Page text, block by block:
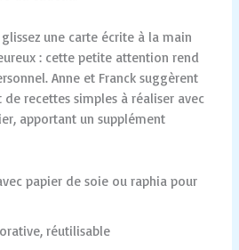
une carte écrite à la main
: cette petite attention rend
Anne et Franck suggèrent
de recettes simples à réaliser avec
apportant un supplément
papier de soie ou raphia pour
réutilisable